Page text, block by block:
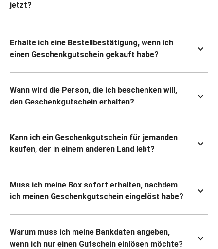
jetzt?
Erhalte ich eine Bestellbestätigung, wenn ich
einen Geschenkgutschein gekauft habe?
Wann wird die Person, die ich beschenken will,
den Geschenkgutschein erhalten?
Kann ich ein Geschenkgutschein für jemanden
kaufen, der in einem anderen Land lebt?
Muss ich meine Box sofort erhalten, nachdem
ich meinen Geschenkgutschein eingelöst habe?
Warum muss ich meine Bankdaten angeben,
wenn ich nur einen Gutschein einlösen möchte?